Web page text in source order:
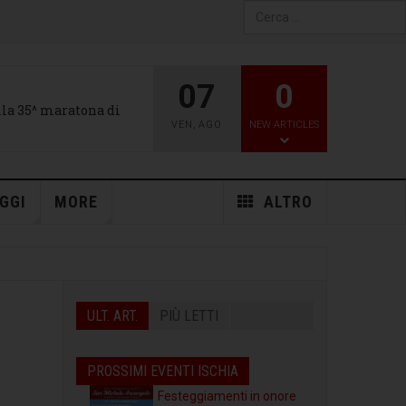
for results.
35^ maratona di
07
VEN , AGO
0
NEW ARTICLES
ALTRO
MORE
ULT. ART. PIÙ LETTI
PROSSIMI EVENTI ISCHIA
Festeggiamenti in onore